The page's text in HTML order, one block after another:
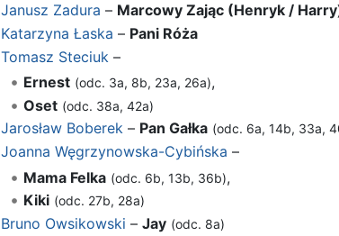
Janusz Zadura – Marcowy Zając (Henryk /
Katarzyna Łaska – Pani Róża
Tomasz Steciuk –
Ernest (odc. 3a, 8b, 23a, 26a),
Oset (odc. 38a, 42a)
Jarosław Boberek– Pan Gałka (odc. 6a, 14b, 33a,
Joanna Węgrzynowska-Cybińska –
Mama Felka (odc. 6b, 13b, 36b),
Kiki (odc. 27b, 28a)
Bruno Owsikowski – Jay (odc. 8a)